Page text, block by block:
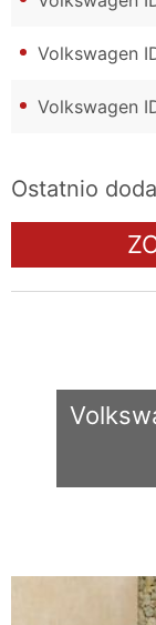
Volkswagen
Volkswagen
Ostatnio